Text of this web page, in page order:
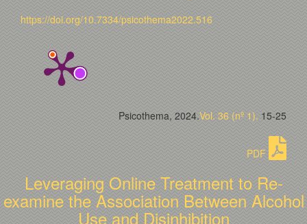
https://doi.org/10.7334/psicothema2022.516
Psicothema, 2024.Vol. 36 (nº 1). 15-25
PDF
Leveraging Online Treatment to Re-
examine the Association Between Alcohol
Use and Disinhibition